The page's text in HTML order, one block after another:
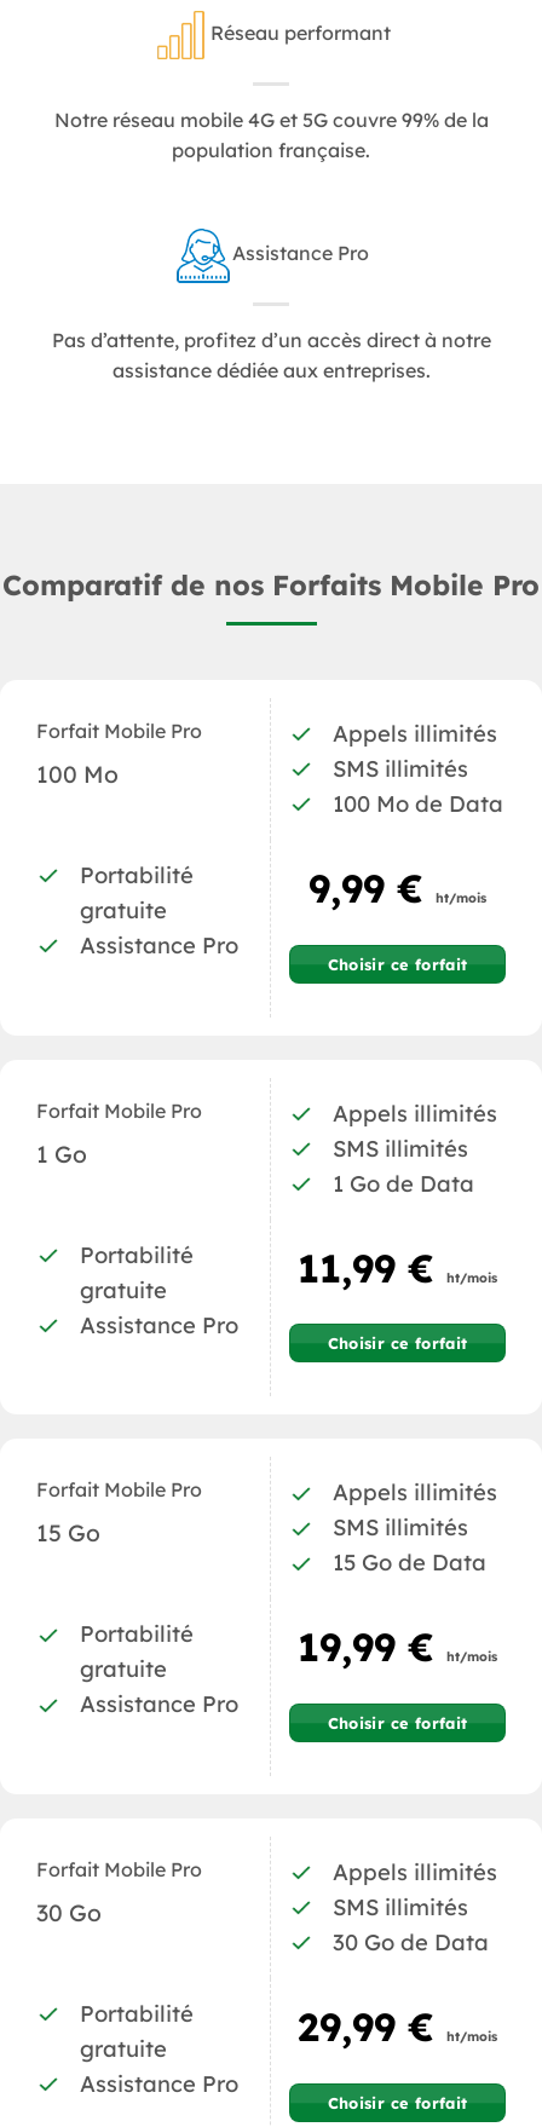
Réseau performant
Notre réseau mobile 4G et 5G couvre 99% de la
population française.
Assistance Pro
Pas d’attente, profitez d’un accès direct à notre
assistance dédiée aux entreprises.
Comparatif de nos Forfaits Mobile Pro
Forfait Mobile Pro
100 Mo
Appels illimités
SMS illimités
100 Mo de Data
Portabilité
gratuite
Assistance Pro
9,99 € ht/mois
Choisir ce forfait
Forfait Mobile Pro
1 Go
Appels illimités
SMS illimités
1 Go de Data
Portabilité
gratuite
Assistance Pro
11,99 € ht/mois
Choisir ce forfait
Forfait Mobile Pro
15 Go
Appels illimités
SMS illimités
15 Go de Data
Portabilité
gratuite
Assistance Pro
19,99 € ht/mois
Choisir ce forfait
Forfait Mobile Pro
30 Go
Appels illimités
SMS illimités
30 Go de Data
Portabilité
gratuite
Assistance Pro
29,99 € ht/mois
Choisir ce forfait